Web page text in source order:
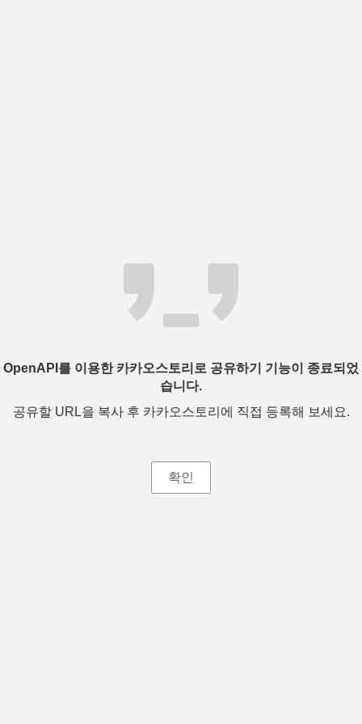
OpenAPI를 이용한 카카오스토리로 공유하기 기능이 종료되었
습니다.
공유할 URL을 복사 후 카카오스토리에 직접 등록해 보세요.
확인